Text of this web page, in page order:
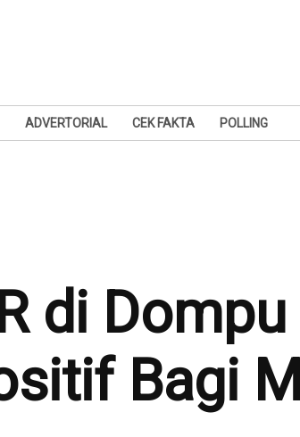
ADVERTORIAL CEK FAKTA POLLING
di
Bagi